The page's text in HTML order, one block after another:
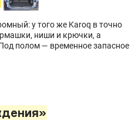
у того же Karoq в точно
ниши и крючки, а
полом — временное запасное